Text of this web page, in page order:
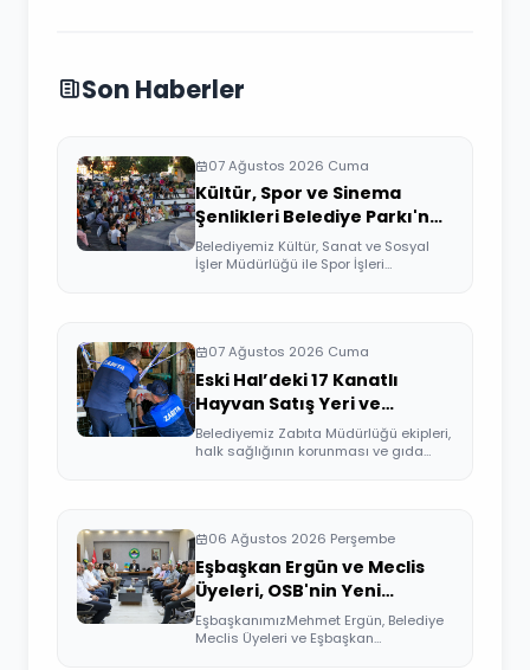
Son Haberler
07 Ağustos 2026 Cuma
Kültür, Spor ve Sinema
Şenlikleri Belediye Parkı'nda
Devam Etti
Belediyemiz Kültür, Sanat ve Sosyal
İşler Müdürlüğü ile Spor İşleri
07 Ağustos 2026 Cuma
Eski Hal’deki 17 Kanatlı
Hayvan Satış Yeri ve
Kesimhane Mühürlendi
Belediyemiz Zabıta Müdürlüğü ekipleri,
halk sağlığının korunması ve gıda
06 Ağustos 2026 Perşembe
Eşbaşkan Ergün ve Meclis
Üyeleri, OSB'nin Yeni
Yönetimini Ziyaret Etti
EşbaşkanımızMehmet Ergün, Belediye
Meclis Üyeleri ve Eşbaşkan